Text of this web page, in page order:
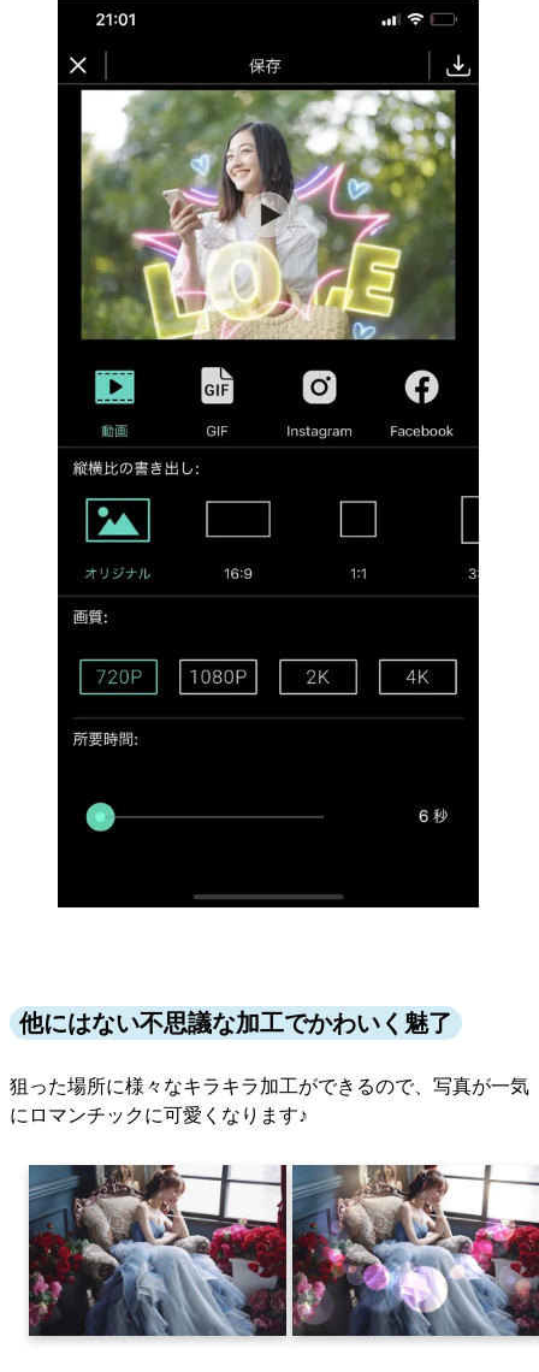
他にはない不思議な加工でかわいく魅了
狙った場所に様々なキラキラ加工ができるので、写真が一気
にロマンチックに可愛くなります♪